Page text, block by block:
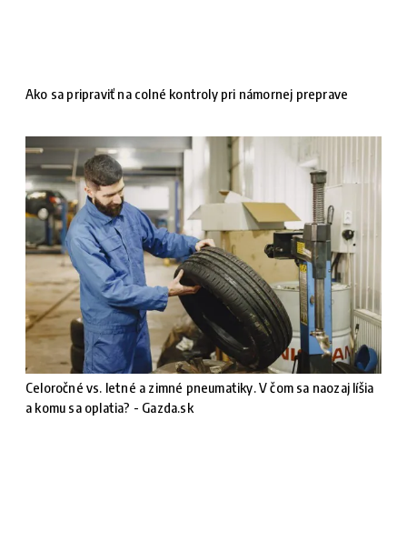
Ako sa pripraviť na colné kontroly pri námornej preprave
Celoročné vs. letné a zimné pneumatiky. V čom sa naozaj líšia
a komu sa oplatia? - Gazda.sk